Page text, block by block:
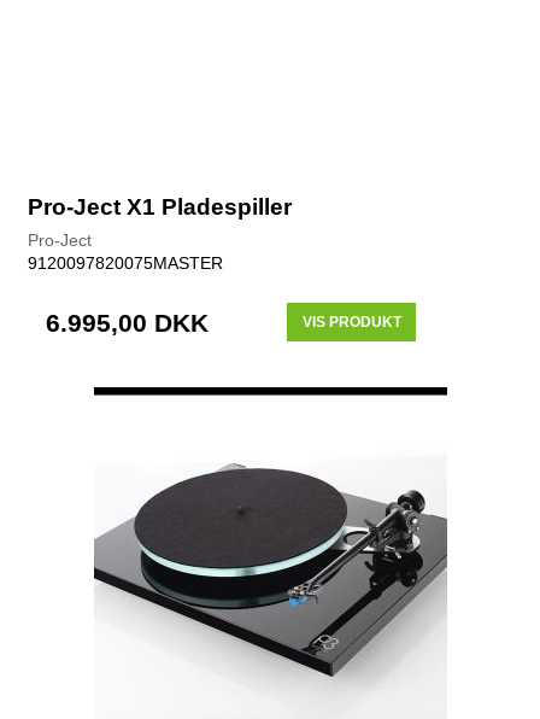
Pro-Ject X1 Pladespiller
Pro-Ject
9120097820075MASTER
6.995,00 DKK VIS PRODUKT